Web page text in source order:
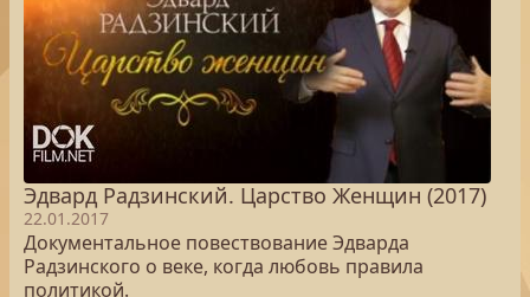
Эдвард Радзинский. Царство Женщин (2017)
22.01.2017
Документальное повествование Эдварда
Радзинского о веке, когда любовь правила
политикой.